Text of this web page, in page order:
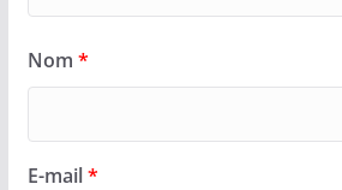
Nom *
E-mail*